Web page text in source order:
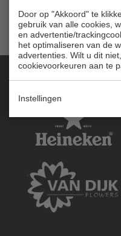
Door op "Akkoord" te
gebruik van alle cookies,
en advertentie/
het optimaliseren van de
advertenties. Wilt u dit
cookievoorkeuren aan te
Instellingen